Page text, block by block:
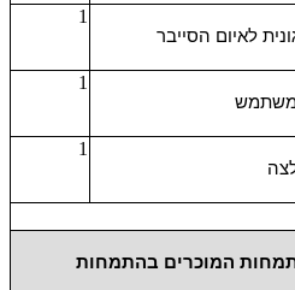
לאיום הסייבר
1
משתמש
1
1
המוכרים בהתמחות